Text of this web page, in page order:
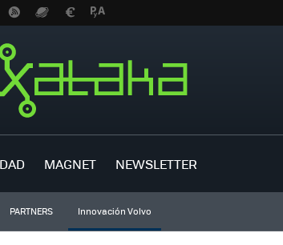
MAGNET NEWSLETTER
PARTNERS Innovación Volvo